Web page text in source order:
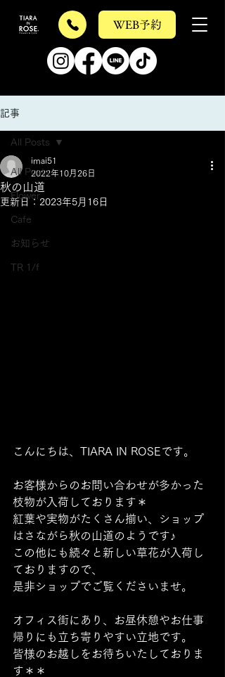
WEB予約
記事
All Posts
Flower
Cafe
お知らせ
TR 1/f
All Posts
秋の山道
imai51
2022年10月26日
更新日： 2023年5月16日
こんにちは、TIARA IN ROSEです。
お客様からのお問い合わせが多かった
枝物が入荷しております＊
紅葉や実物がたくさん揃い、ショップ
はさながら秋の山道のようです♪
この他にも続々と新しい草花が入荷し
ておりますので、
是非ショップでご覧くださいませ。
オフィス街にあり、お昼休憩やお仕事
帰りにも立ち寄りやすい立地です。
皆様のお越しをお待ちいたしておりま
す＊＊